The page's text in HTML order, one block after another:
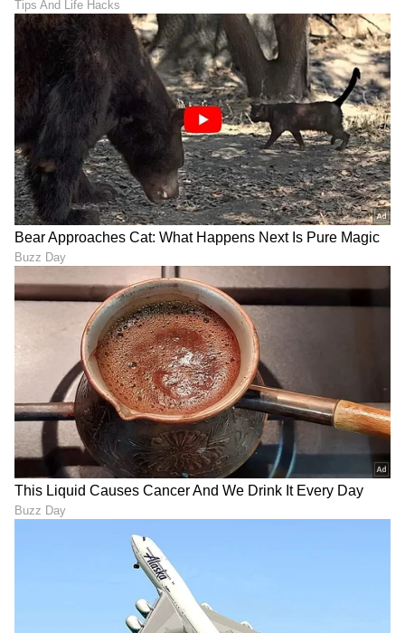
'ತ್ರಿನಯನಿ' ಖ್ಯಾತಿಯ ಆಶಿಕಾ
ಪಡುಕೋಣೆ ಬರ್ತ್‌ಡೇ ಸಂಭ್ರಮ:
ಭಾವುಕ ಪೋಸ್ಟ್ ವೈರಲ್,
ಅಭಿಮಾನಿಗಳ ಕಣ್ಣು ತೇವ!
ಒಂದು ಕಡೆ ನಟನೆ, ಮತ್ತೊಂದು
ಕಡೆ ಜೊಮ್ಯಾಟೋ ಡೆಲಿವರಿ ಕೆಲಸ
Amruthadhaare Serial ನಟ
ಶಿರಸಿಯ ಶಶಿ ಹೆಗಡೆ!
Amruthadhaare Serial:
ಇನ್ಫೋಸಿಸ್‌ ನಾರಾಯಣ್‌ ಮೂರ್ತಿ
ರೀತಿ ಪತ್ನಿ ಬರಹಕ್ಕೆ ಬೆಂಬಲ ಕೊಟ್ಟ
ಗೌತಮ್‌ ದಿವಾನ್
ಸೊಸೆಯಾದ ಜನನಿ; ಅಲ್ಲೇ
ಇರೋದು ಟ್ವಿಸ್ಟ್!
LATEST VIDEOS
"ರಾಜಕೀಯ ಬೇಡ, ಸಿನಿಮಾನೇ ಪ್ರಾಣ":
ಕನಕೋತ್ಸವದಲ್ಲಿ ರಿಷಬ್ ಶೆಟ್ಟಿ | Rishab
Shetty speech | Suvarna News
ಶೇ.50 ರಿಂದ ಶೇ.18 ಕ್ಕೆ TAX ಇಳಿಕೆ: ಮೋದಿ-
ಟ್ರಂಪ್ ಐತಿಹಾಸಿಕ ಒಪ್ಪಂದ | India US